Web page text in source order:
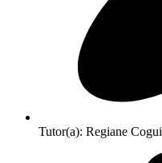
Tutor(a): Regiane Cogui